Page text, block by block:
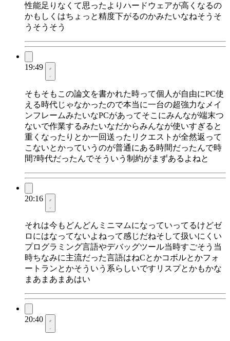
性能足りなくて思ったよりハードウェアが高くなるの
かもしくはちょっと精度下がるのかみたいなねそうそ
うそうそう
19:49
そもそもこの論文を書かれた時って個人が自由にPC使
える時代じゃなかったので本当に一台の超強力なメイ
ンフレームみたいなPCがあってそこにみんなが端末つ
ないで作業するみたいなだからみんなが使いすぎると
重くなったりとか一回送ったリクエストが全然返って
こないとかっていうのが普通にある時間だったんで時
間?時代だったんでそういう制約がまずあるよねと
20:16
それは今もどんどんミニマムになっていってるけどゼ
ロにはなってないよねって感じだねそして扱いにくい
プログラミング言語やデバッグツール当時すごそう当
時ちなみに主流だった言語はねCとかコボルとかフォ
ートランとかそういう系らしいですリスプとかもかな
まあまあまあはい
20:40